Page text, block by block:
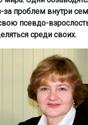
проблем внутри
псевдо-
среди своих.